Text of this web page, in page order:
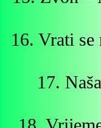
16. Vrati
17.